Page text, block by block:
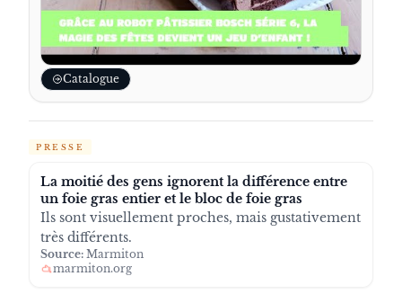
Catalogue
PRESSE
La moitié des gens ignorent la différence entre
un foie gras entier et le bloc de foie gras
Ils sont visuellement proches, mais gustativement
très différents.
Source: Marmiton
marmiton.org